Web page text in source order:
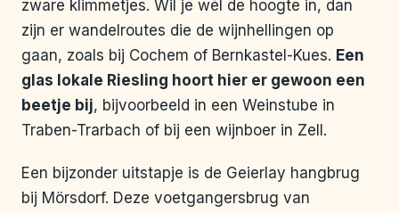
zware klimmetjes. Wil je wél de hoogte in, dan
zijn er wandelroutes die de wijnhellingen op
gaan, zoals bij Cochem of Bernkastel-Kues. Een
glas lokale Riesling hoort hier er gewoon een
beetje bij, bijvoorbeeld in een Weinstube in
Traben-Trarbach of bij een wijnboer in Zell.
Een bijzonder uitstapje is de Geierlay hangbrug
bij Mörsdorf. Deze voetgangersbrug van